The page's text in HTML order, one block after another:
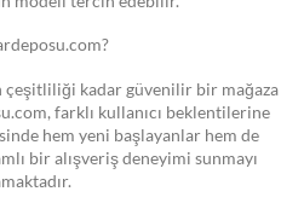
çeşitliliği kadar güvenilir bir mağaza
farklı kullanıcı beklentilerine
hem yeni başlayanlar hem de
bir alışveriş deneyimi sunmayı